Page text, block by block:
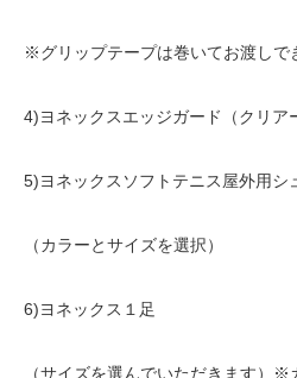
※グリップテープは巻いてお渡しで
4)ヨネックスエッジガード（クリア
5)ヨネックスソフトテニス屋外用
（カラーとサイズを選択）
6)ヨネックス１足
（サイズを選んでいただきます）※